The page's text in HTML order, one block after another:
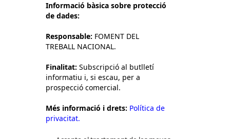
Informació bàsica sobre protecció
de dades:
Responsable: FOMENT DEL
TREBALL NACIONAL.
Finalitat: Subscripció al butlletí
informatiu i, si escau, per a
prospecció comercial.
Més informació i drets: Política de
privacitat.